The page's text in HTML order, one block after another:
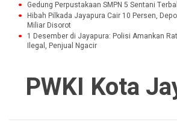
Gedung Perpustakaan SMPN 5 Sentani
Hibah Pilkada Jayapura Cair 10 Persen,
Miliar Disorot
1 Desember di Jayapura: Polisi Amankan
Ilegal, Penjual Ngacir
PWKI Kota